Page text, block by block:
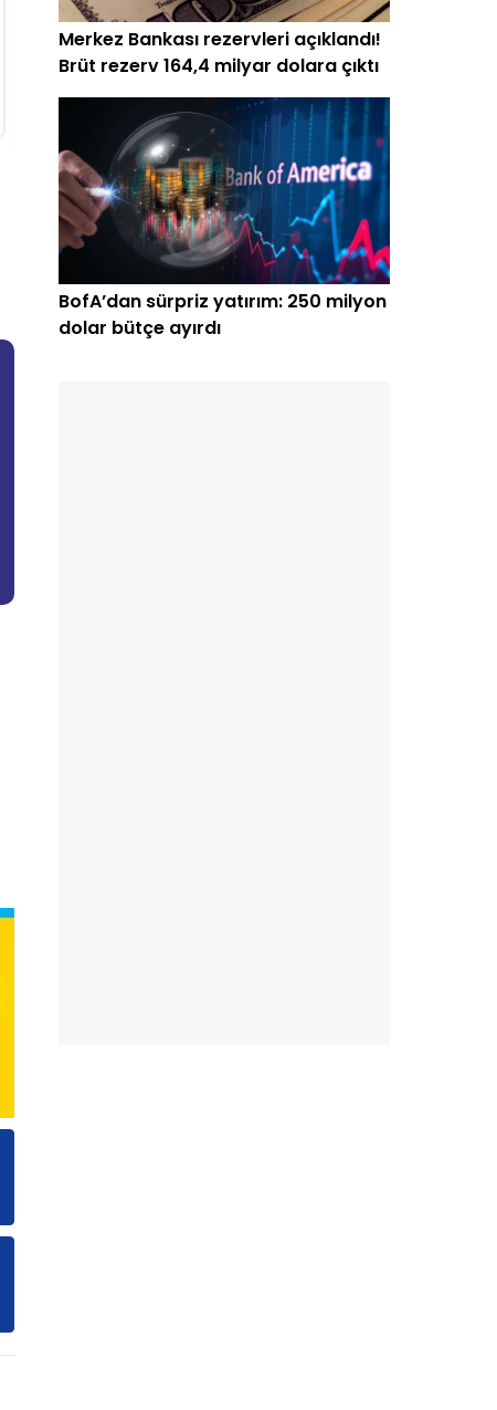
Merkez Bankası rezervleri açıklandı!
Brüt rezerv 164,4 milyar dolara çıktı
BofA’dan sürpriz yatırım: 250 milyon
dolar bütçe ayırdı